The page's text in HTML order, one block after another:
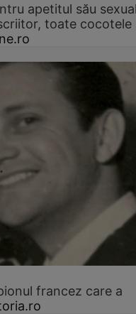
apetitul său
toate cocotele
francez care a